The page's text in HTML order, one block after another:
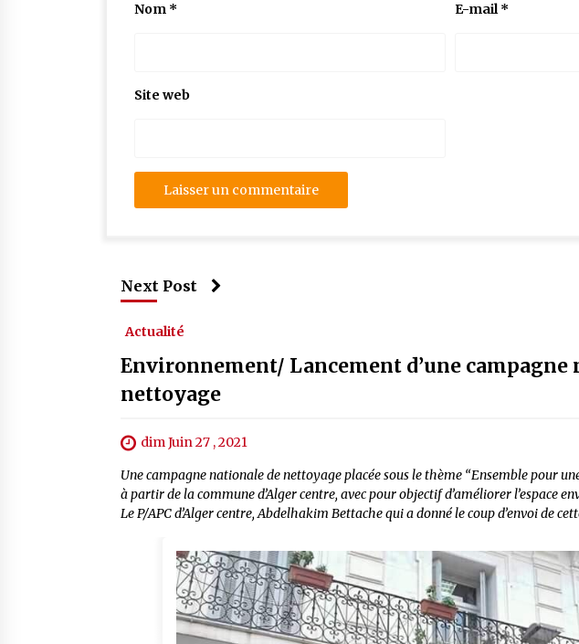
Nom * E-mail*
Site web
Next Post
Actualité
Environnement/ Lancement d’une campagne
nettoyage
dim Juin 27 , 2021
Une campagne nationale de nettoyage placée sous le thème “Ensemble pour
à partir de la commune d’Alger centre, avec pour objectif d’améliorer l’espace
Le P/APC d’Alger centre, Abdelhakim Bettache qui a donné le coup d’envoi de